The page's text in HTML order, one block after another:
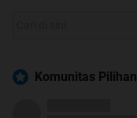
Komunitas Pilihan